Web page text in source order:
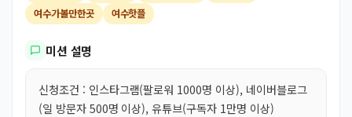
여수가볼만한곳
여수핫플
미션 설명
신청조건 : 인스타그램(팔로워 1000명 이상), 네이버블로그
(일 방문자 500명 이상), 유튜브(구독자 1만명 이상)